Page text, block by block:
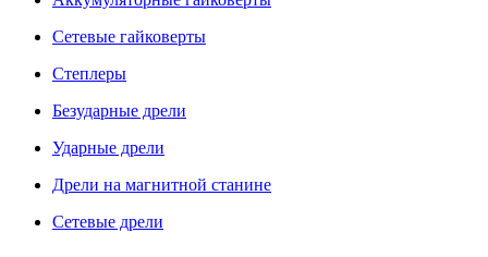
Сетевые гайковерты
Степлеры
Безударные дрели
Ударные дрели
Дрели на магнитной станине
Сетевые дрели